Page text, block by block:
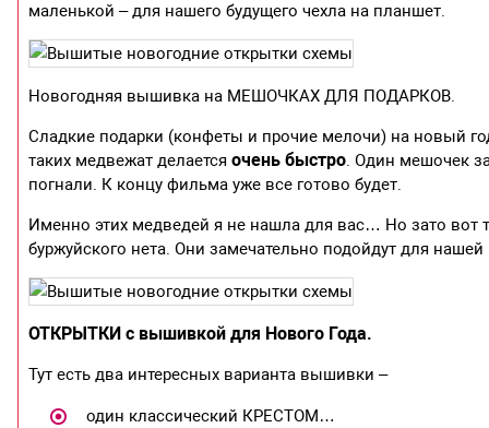
маленькой – для нашего будущего чехла на планшет.
Новогодняя вышивка на МЕШОЧКАХ ДЛЯ ПОДАРКОВ.
Сладкие подарки (конфеты и прочие мелочи) на новый
таких медвежат делаетсяочень быстро. Один мешочек
погнали. К концу фильма уже все готово будет.
Именно этих медведей я не нашла для вас… Но зато вот
буржуйского нета. Они замечательно подойдут для
ОТКРЫТКИ с вышивкой для Нового Года.
Тут есть два интересных варианта вышивки –
один классический КРЕСТОМ…